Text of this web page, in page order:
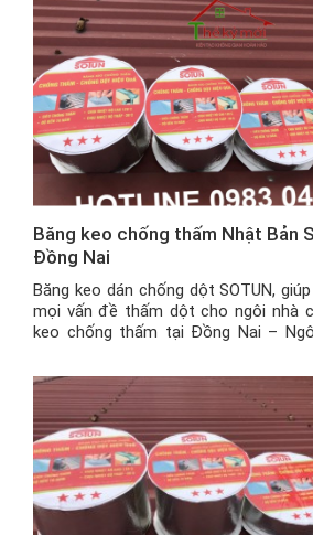
Băng keo chống thấm Nhật Bản
Đồng Nai
Băng keo dán chống dột SOTUN,
mọi vấn đề thấm dột cho ngôi nhà
keo chống thấm tại Đồng Nai –
nhà, mái tôn có những vết thủng nhỏ